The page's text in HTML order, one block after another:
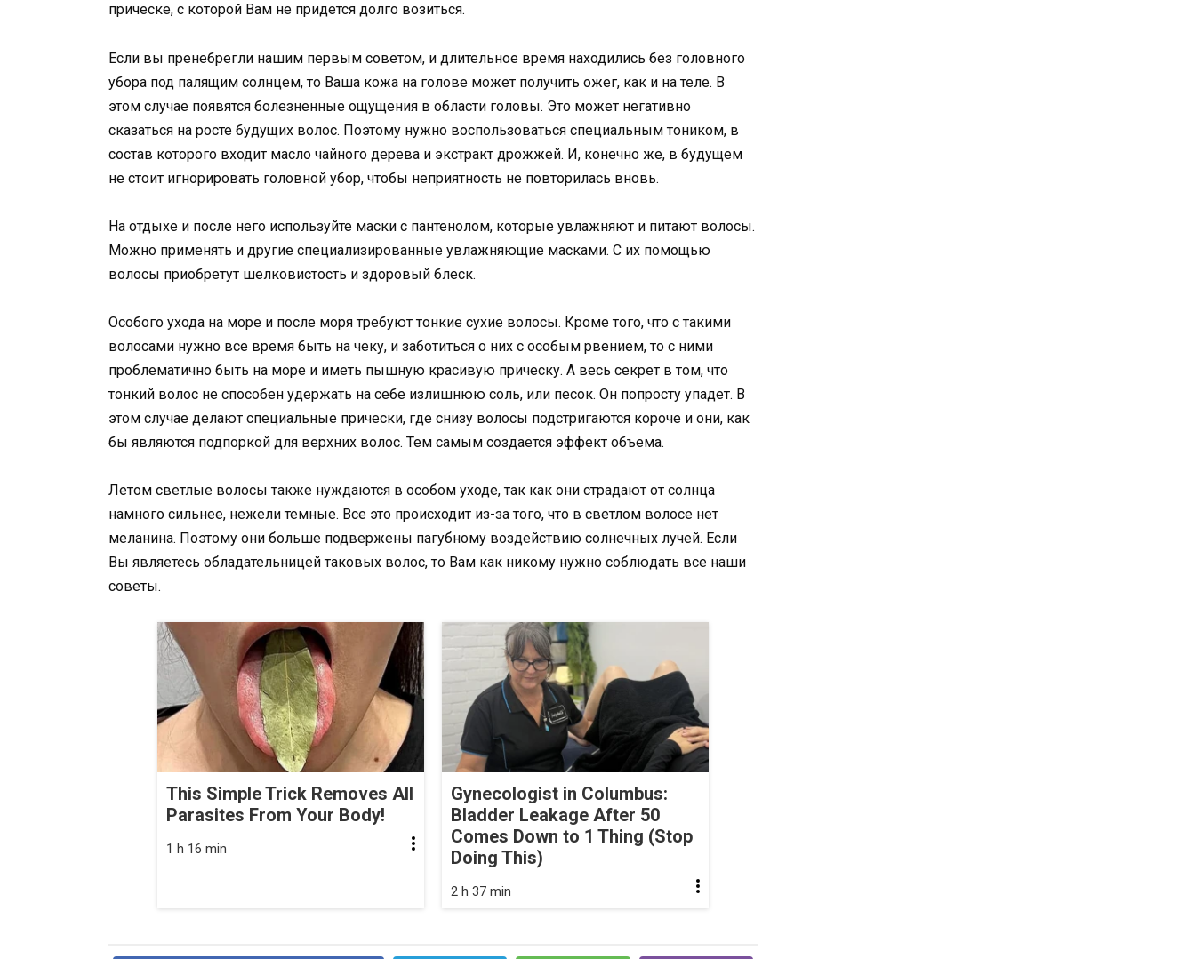
прическе, с которой Вам не придется долго возиться.
Если вы пренебрегли нашим первым советом, и длительное время находились без головного
убора под палящим солнцем, то Ваша кожа на голове может получить ожег, как и на теле. В
этом случае появятся болезненные ощущения в области головы. Это может негативно
сказаться на росте будущих волос. Поэтому нужно воспользоваться специальным тоником, в
состав которого входит масло чайного дерева и экстракт дрожжей. И, конечно же, в будущем
не стоит игнорировать головной убор, чтобы неприятность не повторилась вновь.
На отдыхе и после него используйте маски с пантенолом, которые увлажняют и питают волосы.
Можно применять и другие специализированные увлажняющие масками. С их помощью
волосы приобретут шелковистость и здоровый блеск.
Особого ухода на море и после моря требуют тонкие сухие волосы. Кроме того, что с такими
волосами нужно все время быть на чеку, и заботиться о них с особым рвением, то с ними
проблематично быть на море и иметь пышную красивую прическу. А весь секрет в том, что
тонкий волос не способен удержать на себе излишнюю соль, или песок. Он попросту упадет. В
этом случае делают специальные прически, где снизу волосы подстригаются короче и они, как
бы являются подпоркой для верхних волос. Тем самым создается эффект объема.
Летом светлые волосы также нуждаются в особом уходе, так как они страдают от солнца
намного сильнее, нежели темные. Все это происходит из-за того, что в светлом волосе нет
меланина. Поэтому они больше подвержены пагубному воздействию солнечных лучей. Если
Вы являетесь обладательницей таковых волос, то Вам как никому нужно соблюдать все наши
советы.
This Simple Trick Removes All
Parasites From Your Body!
1 h 16 min
Gynecologist in Columbus:
Bladder Leakage After 50
Comes Down to 1 Thing (Stop
Doing This)
2 h 37 min